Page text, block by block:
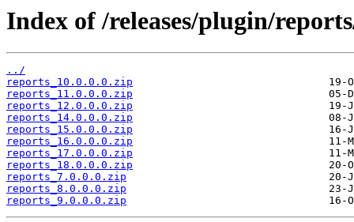
Index of /releases/plugin/
../
reports_10.0.0.0.zip
reports_11.0.0.0.zip
reports_12.0.0.0.zip
reports_14.0.0.0.zip
reports_15.0.0.0.zip
reports_16.0.0.0.zip
reports_17.0.0.0.zip
reports_18.0.0.0.zip
reports_7.0.0.0.zip
reports_8.0.0.0.zip
reports_9.0.0.0.zip